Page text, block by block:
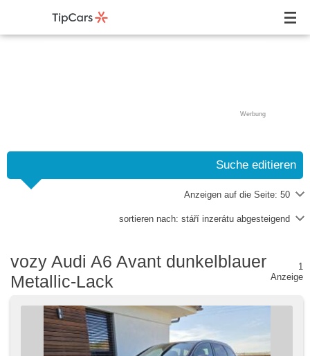
Werbung
Suche editieren
Anzeigen auf die Seite: 50
sortieren nach: stáří inzerátu abgesteigend
vozy Audi A6 Avant dunkelblauer
Metallic-Lack
1
Anzeige